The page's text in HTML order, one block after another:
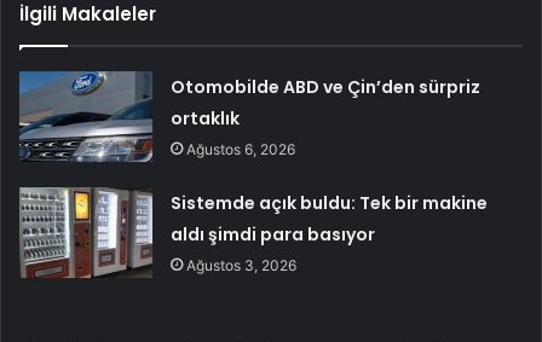
İlgili Makaleler
Otomobilde ABD ve Çin’den sürpriz
ortaklık
Ağustos 6, 2026
Sistemde açık buldu: Tek bir makine
aldı şimdi para basıyor
Ağustos 3, 2026